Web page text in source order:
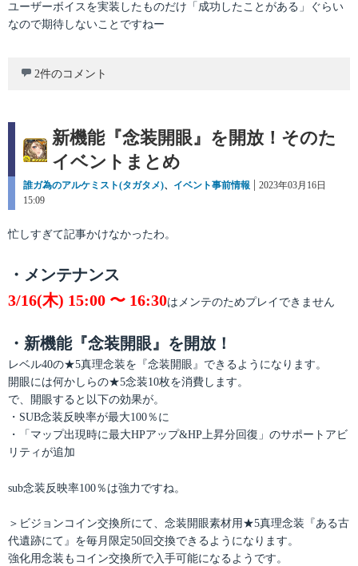
ユーザーボイスを実装したものだけ「成功したことがある」ぐらい
なので期待しないことですねー
2件のコメント
新機能『念装開眼』を開放！そのた
イベントまとめ
カ
テ
リ
誰ガ為のアルケミスト(タガタメ)、 イベント事前情報
投
2023年03月16日
15:09
忙しすぎて記事かけなかったわ。
・メンテナンス
3/16(木) 15:00 〜 16:30はメンテのためプレイできません
・新機能『念装開眼』を開放！
レベル40の★5真理念装を『念装開眼』できるようになります。
開眼には何かしらの★5念装10枚を消費します。
で、開眼すると以下の効果が。
・SUB念装反映率が最大100％に
・「マップ出現時に最大HPアップ&HP上昇分回復」のサポートアビ
リティが追加
sub念装反映率100％は強力ですね。
＞ビジョンコイン交換所にて、念装開眼素材用★5真理念装『ある古
代遺跡にて』を毎月限定50回交換できるようになります。
強化用念装もコイン交換所で入手可能になるようです。